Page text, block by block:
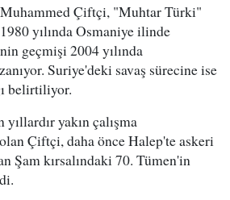
Çiftçi, "Muhtar Türki"
yılında Osmaniye ilinde
geçmişi 2004 yılında
Suriye'deki savaş sürecine ise
belirtiliyor.
yakın çalışma
Çiftçi, daha önce Halep'te askeri
Şam kırsalındaki 70. Tümen'in